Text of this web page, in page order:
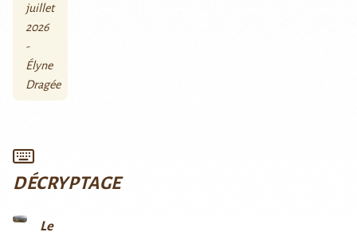
juillet
2026
-
Élyne
Dragée
DÉCRYPTAGE
Le